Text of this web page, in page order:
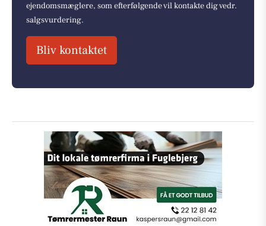
ejendomsmæglere, som efterfølgende vil kontakte dig vedr.
salgsvurdering.
Bliv kontaktet